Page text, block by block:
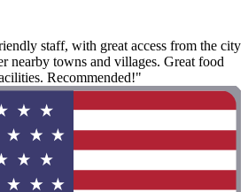
staff, with great access from the city
nearby towns and villages. Great food
Recommended!"